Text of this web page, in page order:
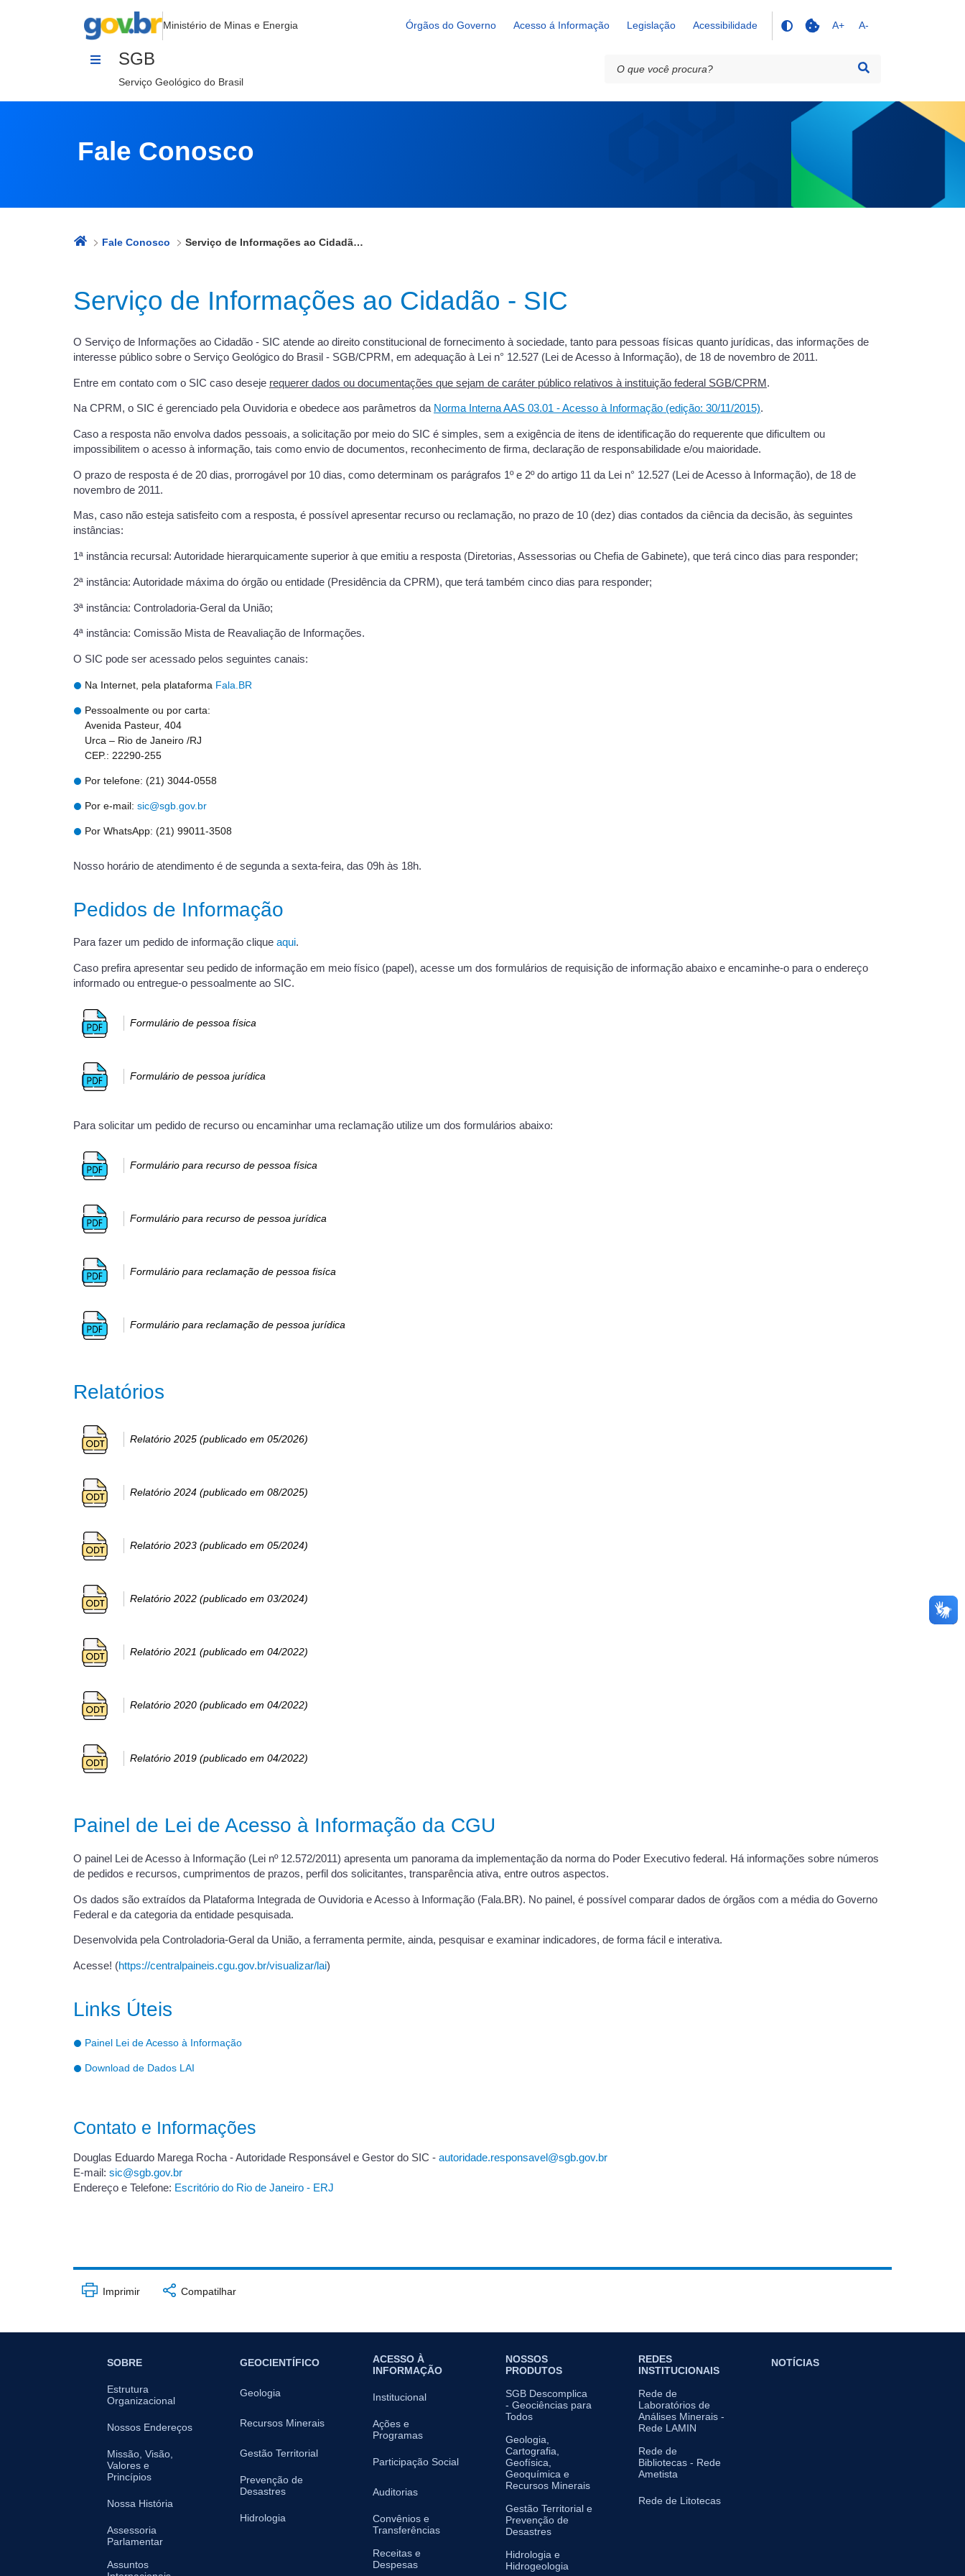
Serviço de Informações ao Cidadão - SIC
Ministério de Minas e Energia Órgãos do Governo Acesso á Informação Legislação Acessibilidade A+ A-
SGB
Serviço Geológico do Brasil
Fale Conosco
Fale Conosco Serviço de Informações ao Cidadão - SIC
Serviço de Informações ao Cidadão - SIC
O Serviço de Informações ao Cidadão - SIC atende ao direito constitucional de fornecimento à sociedade, tanto para pessoas físicas quanto jurídicas, das informações de
interesse público sobre o Serviço Geológico do Brasil - SGB/CPRM, em adequação à Lei n° 12.527 (Lei de Acesso à Informação), de 18 de novembro de 2011.
Entre em contato com o SIC caso deseje requerer dados ou documentações que sejam de caráter público relativos à instituição federal SGB/CPRM .
Na CPRM, o SIC é gerenciado pela Ouvidoria e obedece aos parâmetros da Norma Interna AAS 03.01 - Acesso à Informação (edição: 30/11/2015).
Caso a resposta não envolva dados pessoais, a solicitação por meio do SIC é simples, sem a exigência de itens de identificação do requerente que dificultem ou
impossibilitem o acesso à informação, tais como envio de documentos, reconhecimento de firma, declaração de responsabilidade e/ou maioridade.
O prazo de resposta é de 20 dias, prorrogável por 10 dias, como determinam os parágrafos 1º e 2º do artigo 11 da Lei n° 12.527 (Lei de Acesso à Informação), de 18 de
novembro de 2011.
Mas, caso não esteja satisfeito com a resposta, é possível apresentar recurso ou reclamação, no prazo de 10 (dez) dias contados da ciência da decisão, às seguintes
instâncias:
1ª instância recursal: Autoridade hierarquicamente superior à que emitiu a resposta (Diretorias, Assessorias ou Chefia de Gabinete), que terá cinco dias para responder;
2ª instância: Autoridade máxima do órgão ou entidade (Presidência da CPRM), que terá também cinco dias para responder;
3ª instância: Controladoria-Geral da União;
4ª instância: Comissão Mista de Reavaliação de Informações.
O SIC pode ser acessado pelos seguintes canais:
Na Internet, pela plataforma Fala.BR
Pessoalmente ou por carta:
Avenida Pasteur, 404
Urca – Rio de Janeiro /RJ
CEP.: 22290-255
Por telefone: (21) 3044-0558
Por e-mail: sic@sgb.gov.br
Por WhatsApp: (21) 99011-3508
Nosso horário de atendimento é de segunda a sexta-feira, das 09h às 18h.
Pedidos de Informação
Para fazer um pedido de informação clique aqui.
Caso prefira apresentar seu pedido de informação em meio físico (papel), acesse um dos formulários de requisição de informação abaixo e encaminhe-o para o endereço
informado ou entregue-o pessoalmente ao SIC.
Formulário de pessoa física
Formulário de pessoa jurídica
Para solicitar um pedido de recurso ou encaminhar uma reclamação utilize um dos formulários abaixo:
Formulário para recurso de pessoa física
Formulário para recurso de pessoa jurídica
Formulário para reclamação de pessoa fisíca
Formulário para reclamação de pessoa jurídica
Relatórios
Relatório 2025 (publicado em 05/2026)
Relatório 2024 (publicado em 08/2025)
Relatório 2023 (publicado em 05/2024)
Relatório 2022 (publicado em 03/2024)
Relatório 2021 (publicado em 04/2022)
Relatório 2020 (publicado em 04/2022)
Relatório 2019 (publicado em 04/2022)
Painel de Lei de Acesso à Informação da CGU
O painel Lei de Acesso à Informação (Lei nº 12.572/2011) apresenta um panorama da implementação da norma do Poder Executivo federal. Há informações sobre números
de pedidos e recursos, cumprimentos de prazos, perfil dos solicitantes, transparência ativa, entre outros aspectos.
Os dados são extraídos da Plataforma Integrada de Ouvidoria e Acesso à Informação (Fala.BR). No painel, é possível comparar dados de órgãos com a média do Governo
Federal e da categoria da entidade pesquisada.
Desenvolvida pela Controladoria-Geral da União, a ferramenta permite, ainda, pesquisar e examinar indicadores, de forma fácil e interativa.
Acesse! (https://centralpaineis.cgu.gov.br/visualizar/lai)
Links Úteis
Painel Lei de Acesso à Informação
Download de Dados LAI
Contato e Informações
Douglas Eduardo Marega Rocha - Autoridade Responsável e Gestor do SIC - autoridade.responsavel@sgb.gov.br
E-mail: sic@sgb.gov.br
Endereço e Telefone: Escritório do Rio de Janeiro - ERJ
Imprimir Compatilhar
SOBRE
Estrutura
Organizacional
Nossos Endereços
Missão, Visão,
Valores e
Princípios
Nossa História
Assessoria
Parlamentar
Assuntos
GEOCIENTÍFICO
Geologia
Recursos Minerais
Gestão Territorial
Prevenção de
Desastres
Hidrologia
ACESSO À
INFORMAÇÃO
Institucional
Ações e
Programas
Participação Social
Auditorias
Convênios e
Transferências
Receitas e
Despesas
NOSSOS
PRODUTOS
SGB Descomplica
- Geociências para
Todos
Geologia,
Cartografia,
Geofísica,
Geoquímica e
Recursos Minerais
Gestão Territorial e
Prevenção de
Desastres
Hidrologia e
Hidrogeologia
REDES
INSTITUCIONAIS
Rede de
Laboratórios de
Análises Minerais -
Rede LAMIN
Rede de
Bibliotecas - Rede
Ametista
Rede de Litotecas
NOTÍCIAS